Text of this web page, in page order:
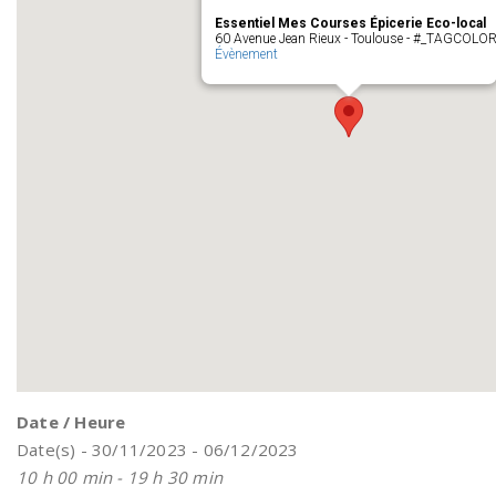
Essentiel Mes Courses Épicerie Eco-local
60 Avenue Jean Rieux - Toulouse - #_TAGCOLOR
Évènement
Date / Heure
Date(s) - 30/11/2023 - 06/12/2023
10 h 00 min - 19 h 30 min